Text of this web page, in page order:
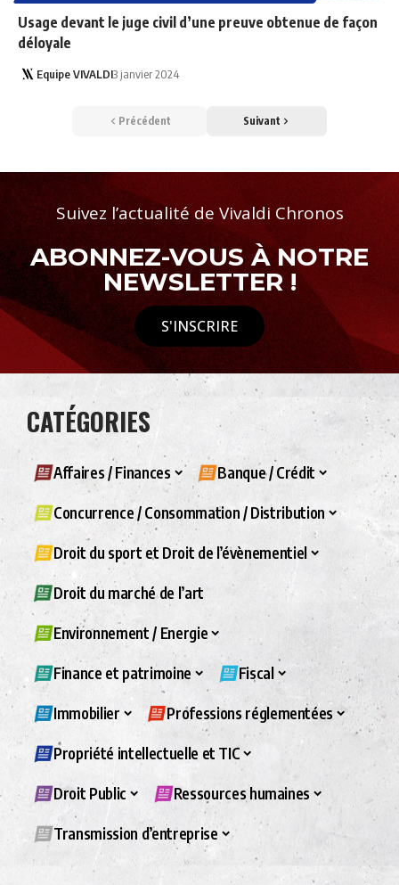
Usage devant le juge civil d’une preuve obtenue de façon
déloyale
Equipe VIVALDI3 janvier 2024
Précédent Suivant
Suivez l’actualité de Vivaldi Chronos
ABONNEZ-VOUS À NOTRE
NEWSLETTER !
S'INSCRIRE
CATÉGORIES
Affaires / Finances Banque / Crédit
Concurrence / Consommation / Distribution
Droit du sport et Droit de l’évènementiel
Droit du marché de l’art
Environnement / Energie
Finance et patrimoine Fiscal
Immobilier Professions réglementées
Propriété intellectuelle et TIC
Droit Public Ressources humaines
Transmission d’entreprise